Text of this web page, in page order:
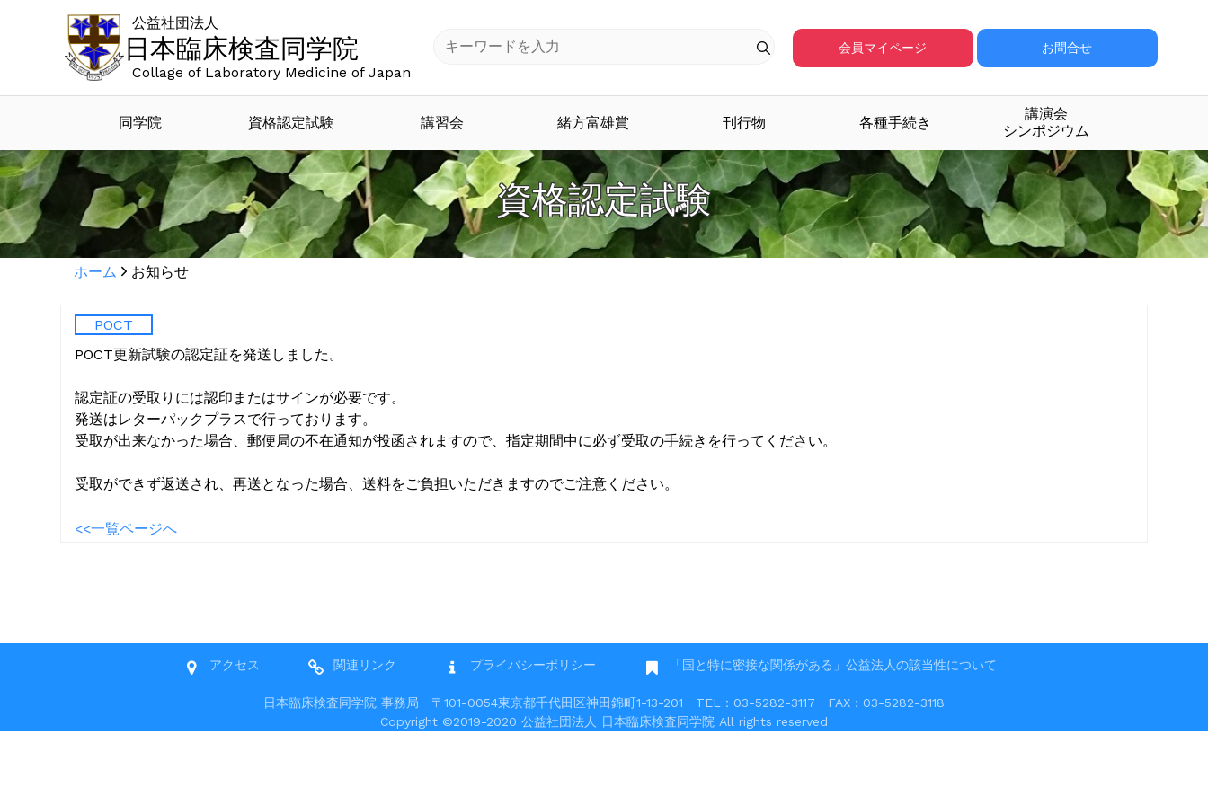
日本臨床検査同学院
公益社団法人
Collage of Laboratory Medicine of Japan
会員マイページ お問合せ
同学院 資格認定試験 講習会 緒方富雄賞 刊行物 各種手続き
講演会
シンポジウム
資格認定試験
ホーム お知らせ
POCT
POCT更新試験の認定証を発送しました。
認定証の受取りには認印またはサインが必要です。
発送はレターパックプラスで行っております。
受取が出来なかった場合、郵便局の不在通知が投函されますので、指定期間中に必ず受取の手続きを行ってください。
受取ができず返送され、再送となった場合、送料をご負担いただきますのでご注意ください。
<<一覧ページへ
アクセス 関連リンク プライバシーポリシー 「国と特に密接な関係がある」公益法人の該当性について
日本臨床検査同学院 事務局 〒101-0054東京都千代田区神田錦町1-13-201 TEL：03-5282-3117 FAX：03-5282-3118
Copyright ©2019-2020 公益社団法人 日本臨床検査同学院 All rights reserved